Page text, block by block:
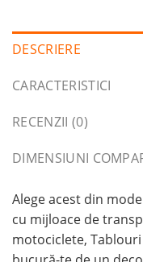
DESCRIERE
CARACTERISTICI
RECENZII (0)
DIMENSIUNI
Alege acest din
cu mijloace de
motociclete,